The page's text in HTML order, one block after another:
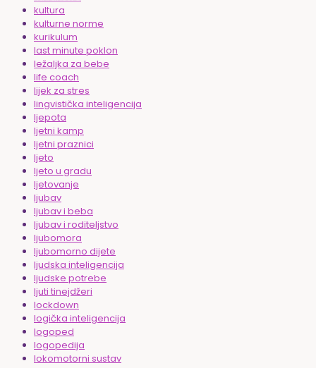
kultura
kulturne norme
kurikulum
last minute poklon
ležaljka za bebe
life coach
lijek za stres
lingvistička inteligencija
ljepota
ljetni kamp
ljetni praznici
ljeto
ljeto u gradu
ljetovanje
ljubav
ljubav i beba
ljubav i roditeljstvo
ljubomora
ljubomorno dijete
ljudska inteligencija
ljudske potrebe
ljuti tinejdžeri
lockdown
logička inteligencija
logoped
logopedija
lokomotorni sustav